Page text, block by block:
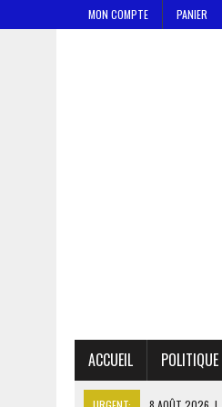
MON COMPTE PANIER
ACCUEIL POLITIQUE